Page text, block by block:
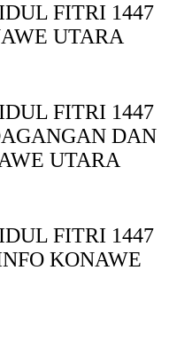
FITRI 1447
UTARA
FITRI 1447
DAN
UTARA
FITRI 1447
KONAWE